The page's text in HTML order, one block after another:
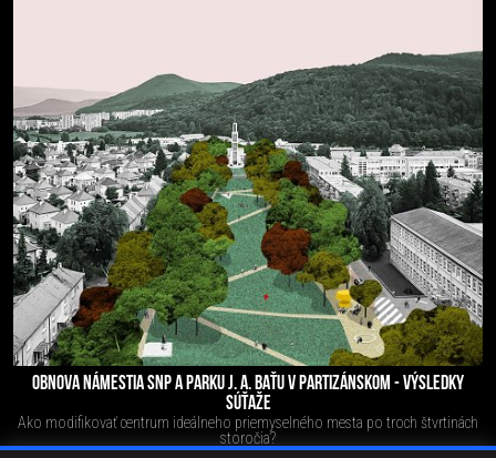
OBNOVA NÁMESTIA SNP A PARKU J. A. BAŤU V PARTIZÁNSKOM - VÝSLEDKY
SÚŤAŽE
Ako modifikovať centrum ideálneho priemyselného mesta po troch štvrtinách
storočia?